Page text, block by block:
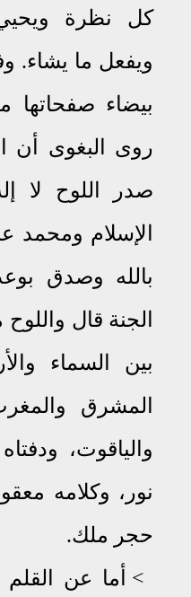
كل نظرة
ويفعل ما يشاء.
بيضاء صفحاتها
روى البغوى أن
صدر اللوح لا
الإسلام
بالله وصدق
الجنة قال
بين السماء
المشرق
والياقوت،
نور، وكلامه
حجر ملك.
< أما عن القلم